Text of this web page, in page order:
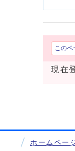
このペ
現在
ホームペー